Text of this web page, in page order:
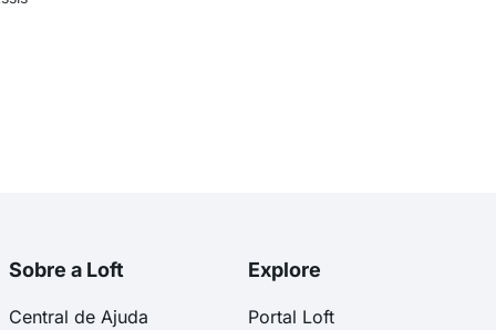
Sobre a Loft
Central de Ajuda
Explore
Portal Loft